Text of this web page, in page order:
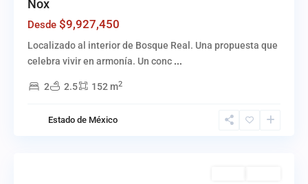
Nox
Desde $9,927,450
Localizado al interior de Bosque Real. Una propuesta que
celebra vivir en armonía. Un conc ...
2 2.5 152 m2
Estado de México
,